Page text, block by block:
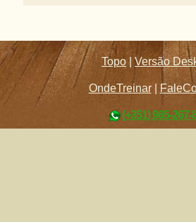
Topo |Versão
OndeTreinar|
(+351) 965-267-